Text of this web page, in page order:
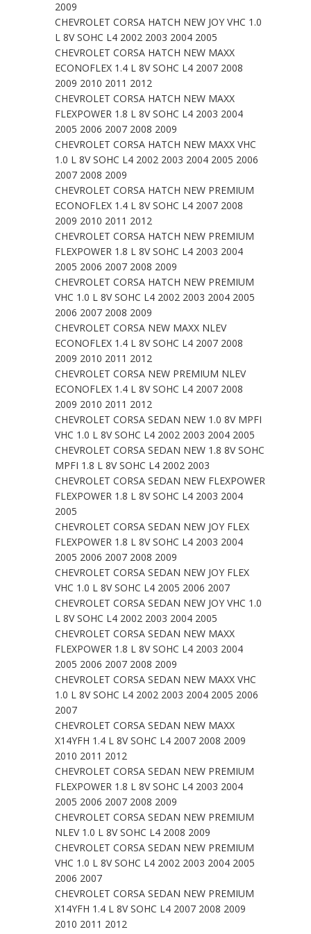
2009
CHEVROLET CORSA HATCH NEW JOY VHC 1.0
L 8V SOHC L4 2002 2003 2004 2005
CHEVROLET CORSA HATCH NEW MAXX
ECONOFLEX 1.4 L 8V SOHC L4 2007 2008
2009 2010 2011 2012
CHEVROLET CORSA HATCH NEW MAXX
FLEXPOWER 1.8 L 8V SOHC L4 2003 2004
2005 2006 2007 2008 2009
CHEVROLET CORSA HATCH NEW MAXX VHC
1.0 L 8V SOHC L4 2002 2003 2004 2005 2006
2007 2008 2009
CHEVROLET CORSA HATCH NEW PREMIUM
ECONOFLEX 1.4 L 8V SOHC L4 2007 2008
2009 2010 2011 2012
CHEVROLET CORSA HATCH NEW PREMIUM
FLEXPOWER 1.8 L 8V SOHC L4 2003 2004
2005 2006 2007 2008 2009
CHEVROLET CORSA HATCH NEW PREMIUM
VHC 1.0 L 8V SOHC L4 2002 2003 2004 2005
2006 2007 2008 2009
CHEVROLET CORSA NEW MAXX NLEV
ECONOFLEX 1.4 L 8V SOHC L4 2007 2008
2009 2010 2011 2012
CHEVROLET CORSA NEW PREMIUM NLEV
ECONOFLEX 1.4 L 8V SOHC L4 2007 2008
2009 2010 2011 2012
CHEVROLET CORSA SEDAN NEW 1.0 8V MPFI
VHC 1.0 L 8V SOHC L4 2002 2003 2004 2005
CHEVROLET CORSA SEDAN NEW 1.8 8V SOHC
MPFI 1.8 L 8V SOHC L4 2002 2003
CHEVROLET CORSA SEDAN NEW FLEXPOWER
FLEXPOWER 1.8 L 8V SOHC L4 2003 2004
2005
CHEVROLET CORSA SEDAN NEW JOY FLEX
FLEXPOWER 1.8 L 8V SOHC L4 2003 2004
2005 2006 2007 2008 2009
CHEVROLET CORSA SEDAN NEW JOY FLEX
VHC 1.0 L 8V SOHC L4 2005 2006 2007
CHEVROLET CORSA SEDAN NEW JOY VHC 1.0
L 8V SOHC L4 2002 2003 2004 2005
CHEVROLET CORSA SEDAN NEW MAXX
FLEXPOWER 1.8 L 8V SOHC L4 2003 2004
2005 2006 2007 2008 2009
CHEVROLET CORSA SEDAN NEW MAXX VHC
1.0 L 8V SOHC L4 2002 2003 2004 2005 2006
2007
CHEVROLET CORSA SEDAN NEW MAXX
X14YFH 1.4 L 8V SOHC L4 2007 2008 2009
2010 2011 2012
CHEVROLET CORSA SEDAN NEW PREMIUM
FLEXPOWER 1.8 L 8V SOHC L4 2003 2004
2005 2006 2007 2008 2009
CHEVROLET CORSA SEDAN NEW PREMIUM
NLEV 1.0 L 8V SOHC L4 2008 2009
CHEVROLET CORSA SEDAN NEW PREMIUM
VHC 1.0 L 8V SOHC L4 2002 2003 2004 2005
2006 2007
CHEVROLET CORSA SEDAN NEW PREMIUM
X14YFH 1.4 L 8V SOHC L4 2007 2008 2009
2010 2011 2012